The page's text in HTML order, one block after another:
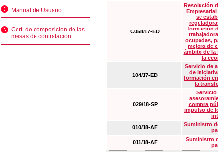
Manual de Usuario
Cert. de composicion de las
mesas de contratacion
C058/17-ED
Resolución
Empresarial
se
formación
ocupadas,
mejora de
ámbito de la
la
104/17-ED
Servicio de
de
formación
la
029/18-SP
Servicio
compra
impulso de
010/18-AF
Suministro
011/18-AF
Suministro